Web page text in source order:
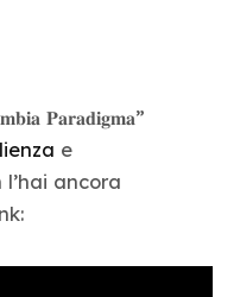
𝐏𝐚𝐫𝐚𝐝𝐢𝐠𝐦𝐚”
e
l’hai ancora